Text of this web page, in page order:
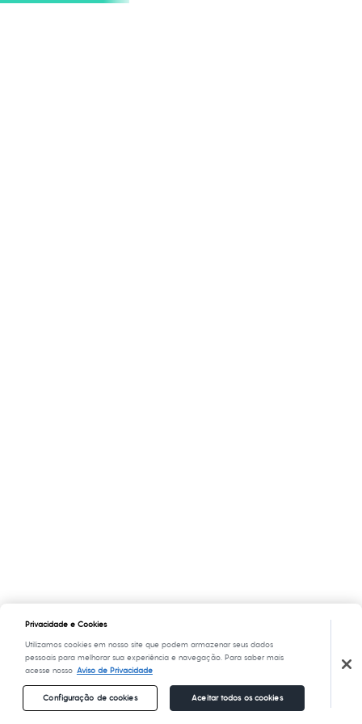
Privacidade e Cookies
Utilizamos cookies em nosso site que podem armazenar seus dados
pessoais para melhorar sua experiência e navegação. Para saber mais
acesse nosso Aviso de Privacidade
Configuração de cookies Aceitar todos os cookies